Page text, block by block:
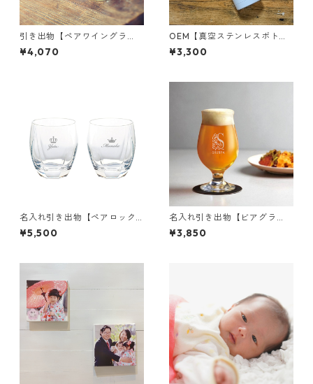
引き出物【ペアワイングラ
ス タイニー】家族婚｜食器
｜名入れ｜オリジナル
¥4,070
OEM【真空ステンレスボトル
450ml 10個〜 】小ロット｜
ブランド｜キャラクター
¥3,300
名入れ引き出物【ペアロック
グラス サージュ】家族婚｜
食器｜名入れ｜オリジナル
¥5,500
名入れ引き出物【ビアグラ
ス アロマクラフト】家族婚
｜食器｜名入れ｜オリジナル
¥3,850